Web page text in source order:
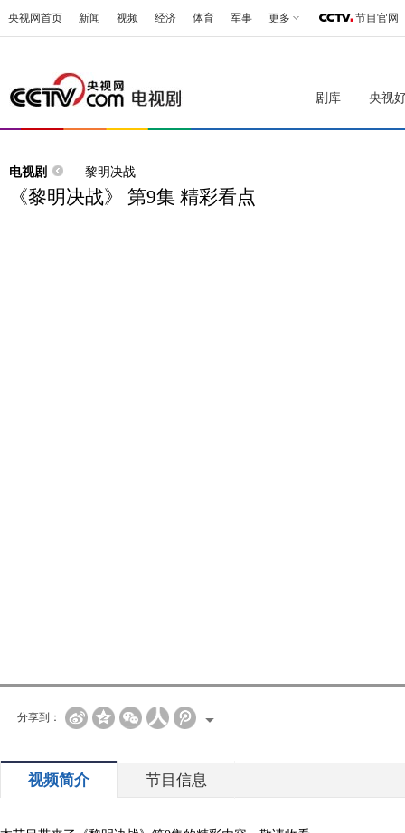
央视网首页 新闻 视频 经济 体育 军事 更多 节目官网
剧库 央视
电视剧 黎明决战
《黎明决战》 第9集 精彩看点
分享到：
视频简介 节目信息